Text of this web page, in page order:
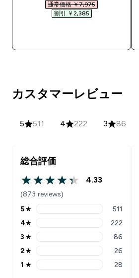
通常価格 ￥7,975‎
割引 ￥2,385‎
カスタマーレビュー
5 511 4 222 3 86
総合評価
4.33 out of 5 stars
4.33
(873 reviews)
5 stars rating 511 reviews
5★ 511
4 stars rating 222 reviews
4★ 222
3 stars rating 86 reviews
3 ★ 86
2 stars rating 26 reviews
2★ 26
1 stars rating 28 reviews
1 ★ 28